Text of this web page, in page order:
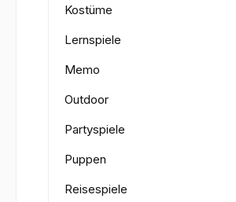
Kostüme
Lernspiele
Memo
Outdoor
Partyspiele
Puppen
Reisespiele